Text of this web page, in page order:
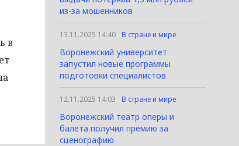
в
из-за мошенников
13.11.2025 14:40 В стране и мире
Воронежский университет
запустил новые программы
подготовки специалистов
12.11.2025 14:03 В стране и мире
Воронежский театр оперы и
балета получил премию за
сценографию